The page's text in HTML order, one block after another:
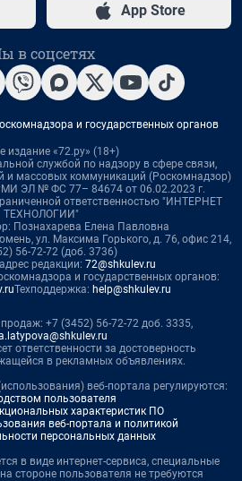
App Store
в соцсетях
и государственных органов
издание «72.ру» (18+)
службой по надзору в сфере связи,
и массовых коммуникаций (Роскомнадзор)
ЭЛ № ФС 77– 84674 от 06.02.2023 г.
ответственностью "ИНТЕРНЕТ
ТЕХНОЛОГИИ"
Познахарева Елена Павловна
ул. Максима Горького, д. 76, офис 214,
56-72-72 (доб. 3736)
редакции: 72@shkulev.ru
и государственных органов:
Техподдержка: help@shkulev.ru
+7 (3452) 56-72-72 доб. 3335,
ответственности за достоверность
в рекламных объявлениях.
веб-портала регулируются:
пользователя
характеристик ПО
веб-портала и политикой
персональных данных
в виде интернет-сервиса, специальные
стороне пользователя не требуются